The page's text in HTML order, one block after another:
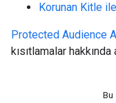
Korunan Kitle
Protected Audience
kısıtlamalar hakkında
Bu